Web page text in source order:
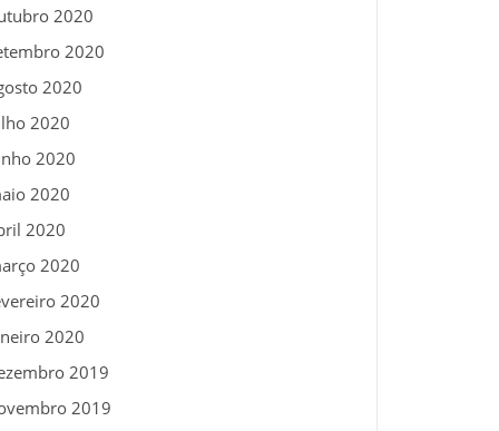
2020
2020
2020
2020
2020
2020
2020
2020
2020
2020
2019
2019